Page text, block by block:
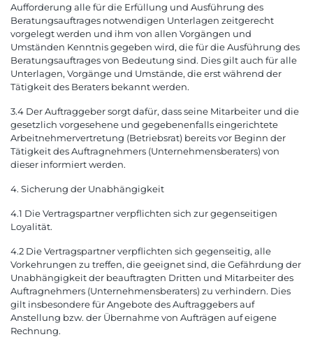
Aufforderung alle für die Erfüllung und Ausführung des
Beratungsauftrages notwendigen Unterlagen zeitgerecht
vorgelegt werden und ihm von allen Vorgängen und
Umständen Kenntnis gegeben wird, die für die Ausführung des
Beratungsauftrages von Bedeutung sind. Dies gilt auch für alle
Unterlagen, Vorgänge und Umstände, die erst während der
Tätigkeit des Beraters bekannt werden.
3.4 Der Auftraggeber sorgt dafür, dass seine Mitarbeiter und die
gesetzlich vorgesehene und gegebenenfalls eingerichtete
Arbeitnehmervertretung (Betriebsrat) bereits vor Beginn der
Tätigkeit des Auftragnehmers (Unternehmensberaters) von
dieser informiert werden.
4. Sicherung der Unabhängigkeit
4.1 Die Vertragspartner verpflichten sich zur gegenseitigen
Loyalität.
4.2 Die Vertragspartner verpflichten sich gegenseitig, alle
Vorkehrungen zu treffen, die geeignet sind, die Gefährdung der
Unabhängigkeit der beauftragten Dritten und Mitarbeiter des
Auftragnehmers (Unternehmensberaters) zu verhindern. Dies
gilt insbesondere für Angebote des Auftraggebers auf
Anstellung bzw. der Übernahme von Aufträgen auf eigene
Rechnung.